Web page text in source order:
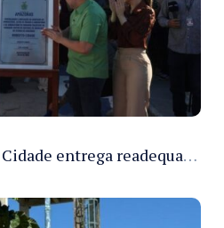
Governador Roberto Cidade entrega readequação do ambulatório da FCecon e amplia capacidade de atendimento oncológico em Manaus